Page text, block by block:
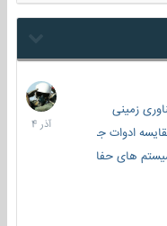
زمینی
ادوات جنگی
های حفاظت فعال
21
آذر
1404